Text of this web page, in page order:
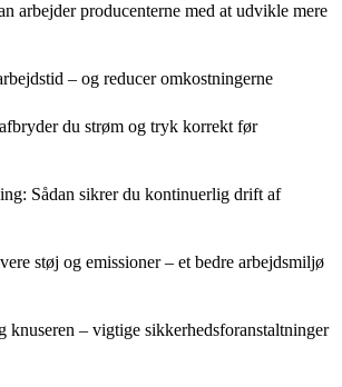
arbejder producenterne med at udvikle mere
– og reducer omkostningerne
du strøm og tryk korrekt før
Sådan sikrer du kontinuerlig drift af
støj og emissioner – et bedre arbejdsmiljø
knuseren – vigtige sikkerhedsforanstaltninger